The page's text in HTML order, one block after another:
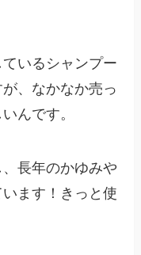
いるシャンプー
、なかなか売っ
んです。
長年のかゆみや
ます！きっと使